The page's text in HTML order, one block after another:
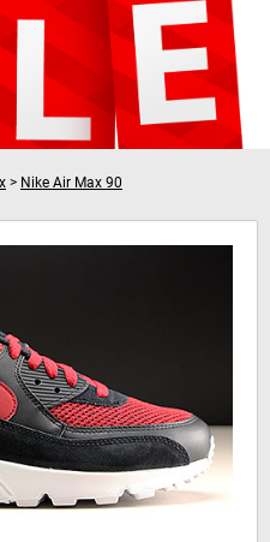
ist leer!
> Nike Air Max 90